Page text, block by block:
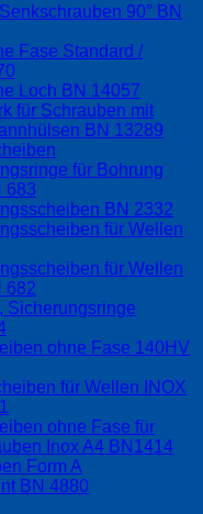
90° BN
Fase Standard /
Loch BN 14057
für Schrauben mit
BN 13289
für Bohrung
683
BN 2332
für Wellen
für Wellen
682
Sicherungsringe
ohne Fase 140HV
für Wellen INOX
ohne Fase für
Inox A4 BN1414
Form A
BN 4880